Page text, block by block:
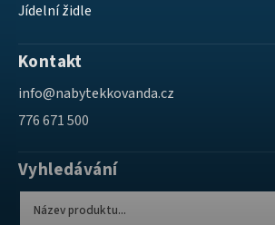
Jídelní židle
Kontakt
info@nabytekkovanda.cz
776 671 500
Vyhledávání